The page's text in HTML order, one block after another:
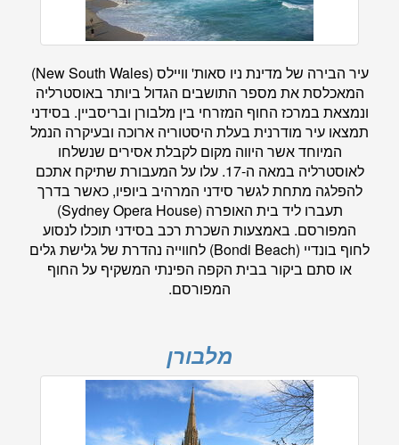
עיר הבירה של מדינת ניו סאות' וויילס (New South Wales)
המאכלסת את מספר התושבים הגדול ביותר באוסטרליה
ונמצאת במרכז החוף המזרחי בין מלבורן ובריסביין. בסידני
תמצאו עיר מודרנית בעלת היסטוריה ארוכה ובעיקרה הנמל
המיוחד אשר היווה מקום לקבלת אסירים שנשלחו
לאוסטרליה במאה ה-17. עלו על המעבורת שתיקח אתכם
להפלגה מתחת לגשר סידני המרהיב ביופיו, כאשר בדרך
תעברו ליד בית האופרה (Sydney Opera House)
המפורסם. באמצעות השכרת רכב בסידני תוכלו לנסוע
לחוף בונדיי (Bondi Beach) לחווייה נהדרת של גלישת גלים
או סתם ביקור בבית הקפה הפינתי המשקיף על החוף
המפורסם.
מלבורן